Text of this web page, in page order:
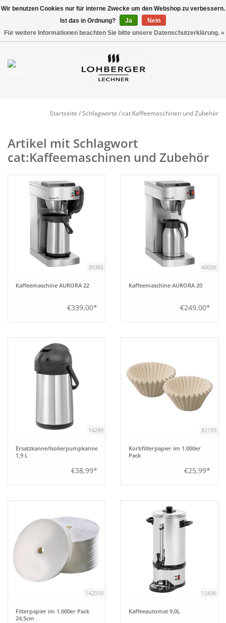
Mein Konto / Kundenkonto
NEU
Fingerfood
Aufsteller
Einrichtung
Berufsbekleidung
Küchentechnik
Küchenmöbel
Startseite /Schlagworte /cat:Kaffeemaschinen und Zubehör
Artikel mit Schlagwort
cat:Kaffeemaschinen und Zubehör
39385
Kaffeemaschine AURORA 22
€339,00*
40026
Kaffeemaschine AURORA 20
€249,00*
14289
Ersatzkanne/Isolierpumpkanne
1,9 L
€38,99*
82193
Korbfilterpapier im 1.000er
Pack
€25,99*
142010
Filterpapier im 1.000er Pack
24,5cm
12436
Kaffeeautomat 9,0L
Wir benutzen Cookies nur für interne Zwecke um den Webshop zu verbessern.
Ist das in Ordnung?
Ja
Nein
Für weitere Informationen beachten Sie bitte unsere Datenschutzerklärung. »